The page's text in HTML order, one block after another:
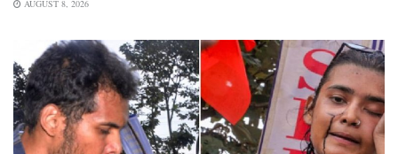
AUGUST 8, 2026